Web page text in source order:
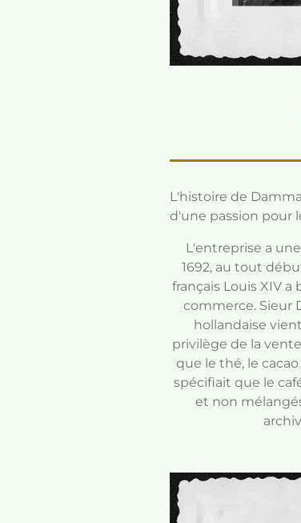
L'histoire de
d'une passion pour
L'entreprise a
1692, au tout
français Louis XIV
commerce. Sieur
hollandaise
privilège de la
que le thé, le
spécifiait que le
et non